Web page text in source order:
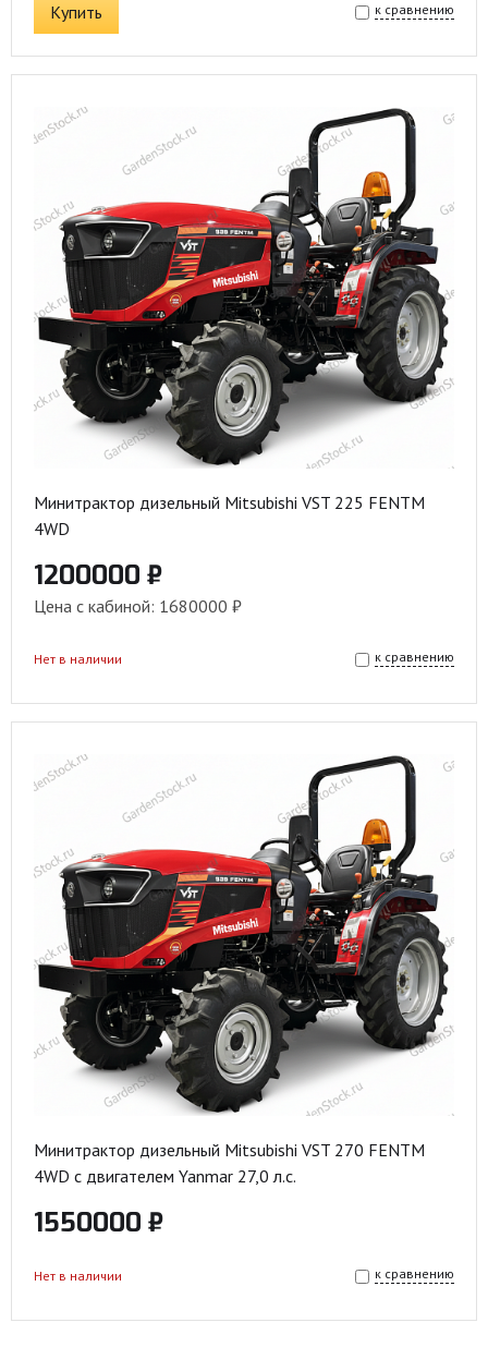
Купить к сравнению
Минитрактор дизельный Mitsubishi VST 225 FENTM
4WD
1200000 ₽
Цена с кабиной: 1680000 ₽
к сравнению
Нет в наличии
Минитрактор дизельный Mitsubishi VST 270 FENTM
4WD с двигателем Yanmar 27,0 л.с.
1550000 ₽
к сравнению
Нет в наличии